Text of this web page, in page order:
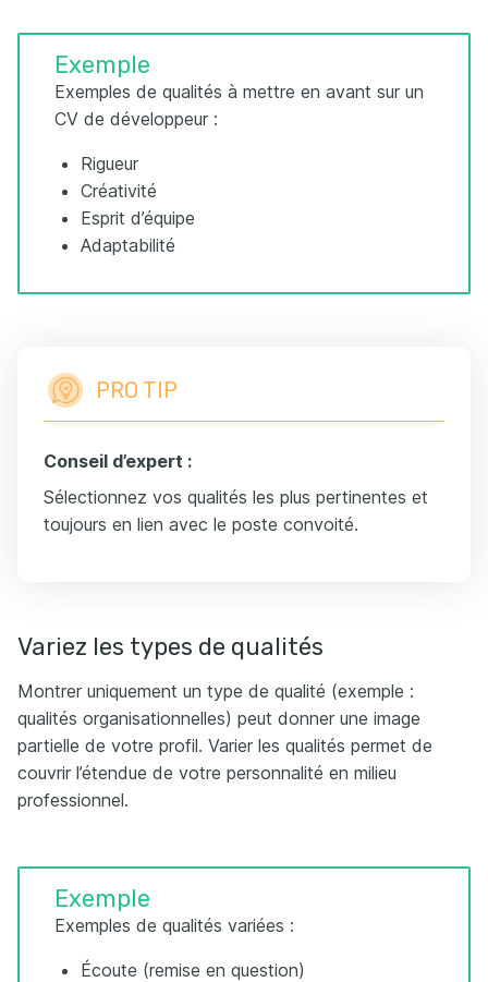
Exemple
Exemples de qualités à mettre en avant sur un
CV de développeur :
Rigueur
Créativité
Esprit d’équipe
Adaptabilité
PRO TIP
Conseil d’expert :
Sélectionnez vos qualités les plus pertinentes et
toujours en lien avec le poste convoité.
Variez les types de qualités
Montrer uniquement un type de qualité (exemple :
qualités organisationnelles) peut donner une image
partielle de votre profil. Varier les qualités permet de
couvrir l’étendue de votre personnalité en milieu
professionnel.
Exemple
Exemples de qualités variées :
Écoute (remise en question)